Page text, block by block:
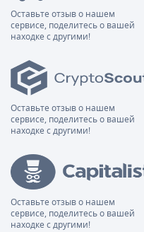
Оставьте отзыв о нашем
сервисе, поделитесь о вашей
находке с другими!
Оставьте отзыв о нашем
сервисе, поделитесь о вашей
находке с другими!
Оставьте отзыв о нашем
сервисе, поделитесь о вашей
находке с другими!